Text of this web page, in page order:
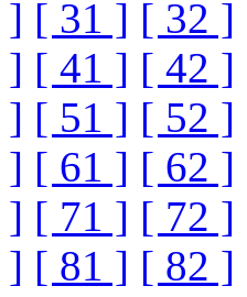
] [ 31 ] [ 32 ]
] [ 41 ] [ 42 ]
] [ 51 ] [ 52 ]
] [ 61 ] [ 62 ]
] [ 71 ] [ 72 ]
] [ 81 ] [ 82 ]